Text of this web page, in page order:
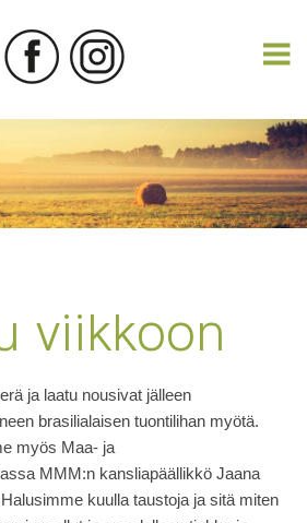
viikkoon
ja laatu nousivat jälleen
brasilialaisen tuontilihan myötä.
myös Maa- ja
MMM:n kansliapäällikkö Jaana
kuulla taustoja ja sitä miten